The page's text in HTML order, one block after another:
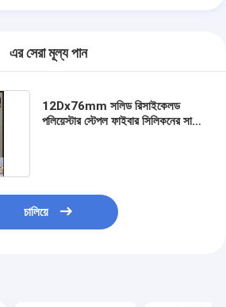
এর সেরা মূল্য পান
12Dx76mm সলিড রিসাইকেলড
পলিয়েস্টার স্টেপল ফাইবার সিলিকনের সাথে
চালিয়ে